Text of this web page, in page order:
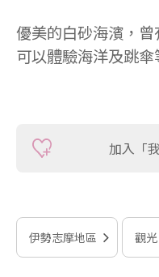
優美的白砂海濱，曾
可以體驗海洋及跳傘
加入「
伊勢志摩地區 觀